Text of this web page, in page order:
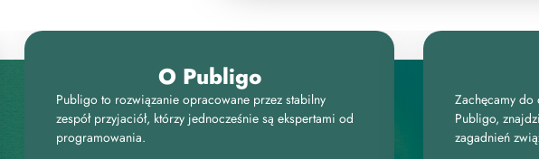
O Publigo
Publigo to rozwiązanie opracowane przez stabilny
zespół przyjaciół, którzy jednocześnie są ekspertami od
programowania.
Zachęcamy do
Publigo,
zagadnień